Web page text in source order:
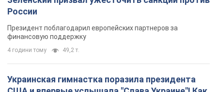
3 години тому
учителей: в результате удара РФ по Киевской
области погибли директор киевского лицея, её
муж и внук
Вечная память жертвам российского террора